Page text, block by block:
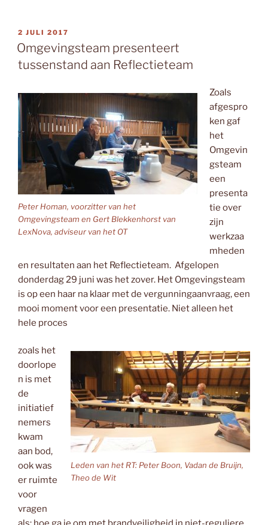
GEPLAATST
OP
2 JULI 2017
Omgevingsteam presenteert
tussenstand aan Reflectieteam
Peter Homan, voorzitter van het
Omgevingsteam en Gert Blekkenhorst van
LexNova, adviseur van het OT
Zoals
afgespro
ken gaf
het
Omgevin
gsteam
een
presenta
tie over
zijn
werkzaa
mheden
en resultaten aan het Reflectieteam. Afgelopen
donderdag 29 juni was het zover. Het Omgevingsteam
is op een haar na klaar met de vergunningaanvraag, een
mooi moment voor een presentatie. Niet alleen het
hele proces
Leden van het RT: Peter Boon, Vadan de Bruijn,
Theo de Wit
zoals het
doorlope
n is met
de
initiatief
nemers
kwam
aan bod,
ook was
er ruimte
voor
vragen